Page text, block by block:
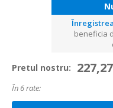
beneficia
Pretul nostru:
În 6 rate: